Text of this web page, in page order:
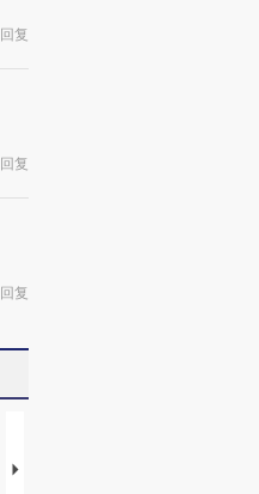
回复
回复
回复
马航飞行员跨国走私7万